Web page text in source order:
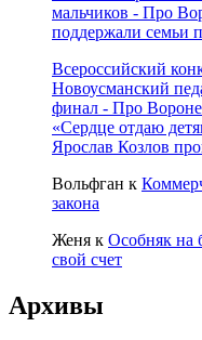
мальчиков - Про
поддержали семьи
Всероссийский
Новоусманский
финал - Про
«Сердце отдаю
Ярослав Козлов
Вольфган к
закона
Женя к Особняк на
свой счет
Архивы